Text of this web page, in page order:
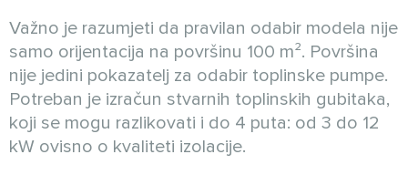
Važno je razumjeti da pravilan odabir modela nije
samo orijentacija na površinu 100 m². Površina
nije jedini pokazatelj za odabir toplinske pumpe.
Potreban je izračun stvarnih toplinskih gubitaka,
koji se mogu razlikovati i do 4 puta: od 3 do 12
kW ovisno o kvaliteti izolacije.